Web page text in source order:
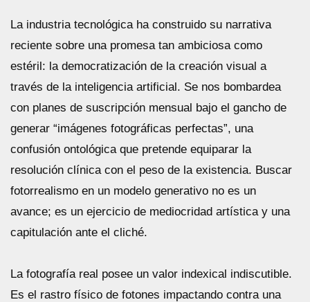
La industria tecnológica ha construido su narrativa
reciente sobre una promesa tan ambiciosa como
estéril: la democratización de la creación visual a
través de la inteligencia artificial. Se nos bombardea
con planes de suscripción mensual bajo el gancho de
generar “imágenes fotográficas perfectas”, una
confusión ontológica que pretende equiparar la
resolución clínica con el peso de la existencia. Buscar
fotorrealismo en un modelo generativo no es un
avance; es un ejercicio de mediocridad artística y una
capitulación ante el cliché.
La fotografía real posee un valor indexical indiscutible.
Es el rastro físico de fotones impactando contra una